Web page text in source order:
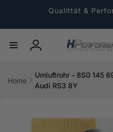
Qualittät &
Einloggen
Home
Umluftrohr - 8S0 145
Audi RS3 8Y